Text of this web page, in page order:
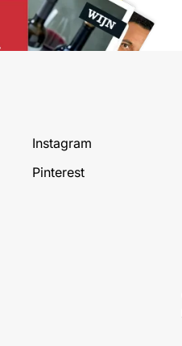
Instagram
Pinterest